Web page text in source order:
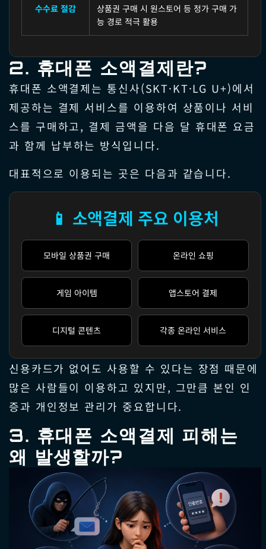
수수료 절감
상품권 구매 시 원스토어 등 정가 구매 가
능 경로 적극 활용
2. 휴대폰 소액결제란?
휴대폰 소액결제는 통신사(SKT·KT·LG U+)에서
제공하는 결제 서비스를 이용하여 상품이나 서비
스를 구매하고, 결제 금액을 다음 달 휴대폰 요금
과 함께 납부하는 방식입니다.
대표적으로 이용되는 곳은 다음과 같습니다.
📱 소액결제 주요 이용처
모바일 상품권 구매 온라인 쇼핑
게임 아이템 앱스토어 결제
디지털 콘텐츠 각종 온라인 서비스
신용카드가 없어도 사용할 수 있다는 장점 때문에
많은 사람들이 이용하고 있지만, 그만큼 본인 인
증과 개인정보 관리가 중요합니다.
3. 휴대폰 소액결제 피해는
왜 발생할까?